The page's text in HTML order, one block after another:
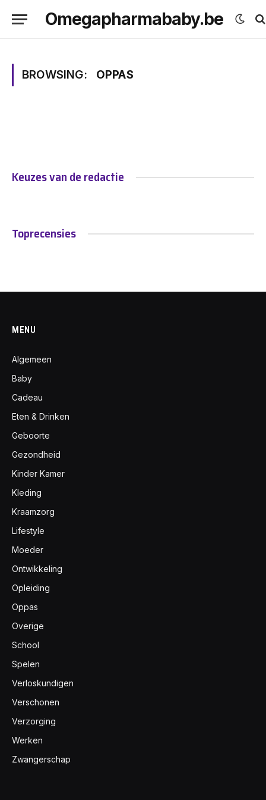
Omegapharmababy.be
BROWSING: OPPAS
Keuzes van de redactie
Toprecensies
MENU
Algemeen
Baby
Cadeau
Eten & Drinken
Geboorte
Gezondheid
Kinder Kamer
Kleding
Kraamzorg
Lifestyle
Moeder
Ontwikkeling
Opleiding
Oppas
Overige
School
Spelen
Verloskundigen
Verschonen
Verzorging
Werken
Zwangerschap